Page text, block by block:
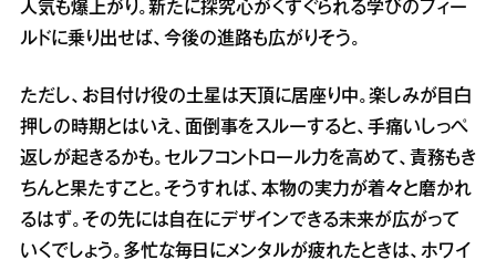
人気も爆上がり。新たに探究心がくすぐられる学びのフィー
ルドに乗り出せば、今後の進路も広がりそう。
ただし、お目付け役の土星は天頂に居座り中。楽しみが目白
押しの時期とはいえ、面倒事をスルーすると、手痛いしっぺ
返しが起きるかも。セルフコントロール力を高めて、責務もき
ちんと果たすこと。そうすれば、本物の実力が着々と磨かれ
るはず。その先には自在にデザインできる未来が広がって
いくでしょう。多忙な毎日にメンタルが疲れたときは、ホワイ